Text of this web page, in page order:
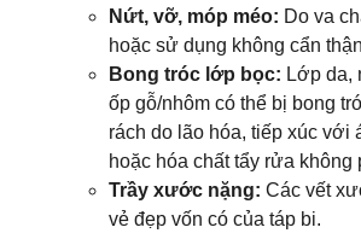
Nứt, vỡ, móp méo: Do va
hoặc sử dụng không cẩn
Bong tróc lớp bọc: Lớp da,
ốp gỗ/nhôm có thể bị bong
rách do lão hóa, tiếp xúc với
hoặc hóa chất tẩy rửa không
Trầy xước nặng: Các vết
vẻ đẹp vốn có của táp bi.